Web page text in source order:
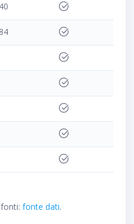
fonte dati.